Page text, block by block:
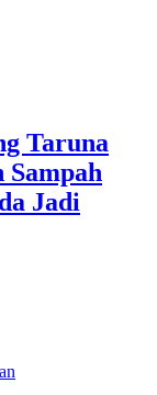
Taruna
Sampah
Jadi